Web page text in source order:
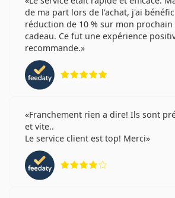
de ma part lors de l'achat, j'ai
réduction de 10 % sur mon
cadeau. Ce fut une expérience
recommande.
Franchement rien a dire! Ils sont
et vite..
Le service client est top! Merci